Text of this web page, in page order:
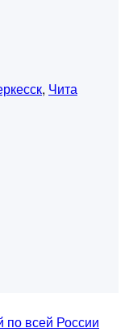
, Чита
по всей России